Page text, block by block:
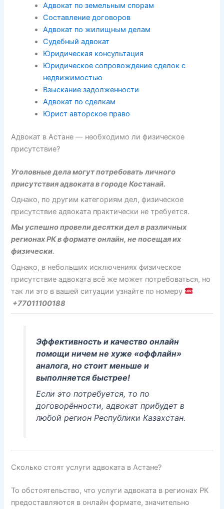
Адвокат по земельным спорам
Составление договоров
Адвокат по жилищным делам
Судебный адвокат
Юридическая консультация
Юридическое сопровождение сделок с
недвижимостью
Взыскание задолженности
Адвокат по сделкам
Юрист авторское право
Адвокат в Астане — необходимо ли физическое
присутствие?
Уголовные дела могут потребовать личного
присутствия адвоката в городе Костанай.
Однако, по другим категориям дел, физическое
присутствие адвоката практически не требуется.
Мы успешно провели десятки дел в различных
регионах РК в формате онлайн, не посещая их
физически.
Однако, в небольших исключениях физическое
присутствие адвоката всё же может потребоваться, но
так ли это в вашей ситуации узнайте по номеру
+77011100188
Эффективность и качество онлайн
помощи ничем не хуже «оффлайн»
аналога, но стоит меньше и
выполняется быстрее!
Если это потребуется, то по
договорённости, адвокат прибудет в
любой регион Республики Казахстан.
Сколько стоят услуги адвоката в Астане?
То обстоятельство, что услуги адвоката в регионах РК
предоставляются в онлайн формате, значительно